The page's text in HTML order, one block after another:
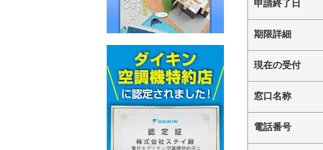
申請終了日
期限詳細
現在の受付
窓口名称
電話番号